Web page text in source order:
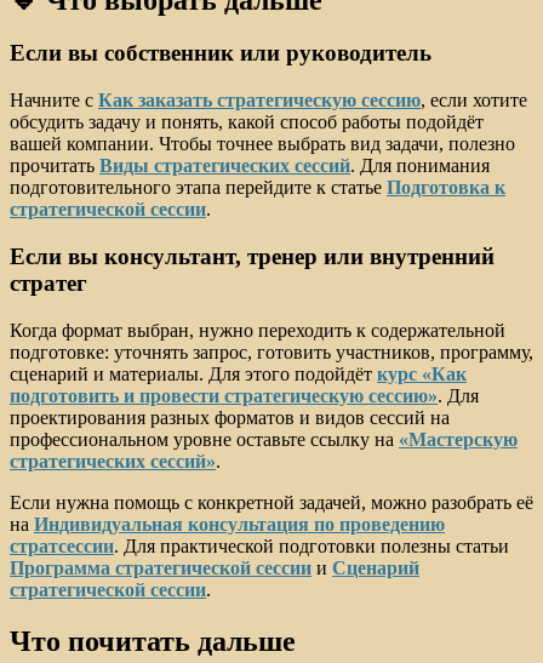
Если вы собственник или руководитель
Начните с Как заказать стратегическую сессию, если хотите
обсудить задачу и понять, какой способ работы подойдёт
вашей компании. Чтобы точнее выбрать вид задачи, полезно
прочитать Виды стратегических сессий. Для понимания
подготовительного этапа перейдите к статье Подготовка к
стратегической сессии.
Если вы консультант, тренер или внутренний
стратег
Когда формат выбран, нужно переходить к содержательной
подготовке: уточнять запрос, готовить участников, программу,
сценарий и материалы. Для этого подойдёт курс «Как
подготовить и провести стратегическую сессию». Для
проектирования разных форматов и видов сессий на
профессиональном уровне оставьте ссылку на «Мастерскую
стратегических сессий».
Если нужна помощь с конкретной задачей, можно разобрать её
на Индивидуальная консультация по проведению
стратсессии. Для практической подготовки полезны статьи
Программа стратегической сессии и Сценарий
стратегической сессии.
Что почитать дальше